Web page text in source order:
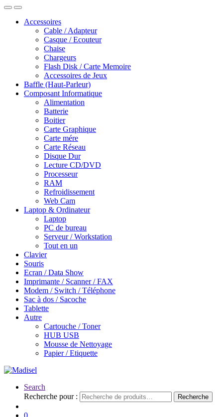
Accessoires
Cable / Adapteur
Casque / Ecouteur
Chaise
Chargeurs
Flash Disk / Carte Memoire
Accessoires de Jeux
Baffle (Haut-Parleur)
Composant Informatique
Alimentation
Batterie
Boitier
Carte Graphique
Carte mére
Carte Réseau
Disque Dur
Lecture CD/DVD
Processeur
RAM
Refroidissement
Web Cam
Laptop & Ordinateur
Laptop
PC de bureau
Serveur / Workstation
Tout en un
Clavier
Souris
Ecran / Data Show
Imprimante / Scanner / FAX
Modem / Switch / Téléphone
Sac à dos / Sacoche
Tablette
Autre
Cartouche / Toner
HUB USB
Mousse de Nettoyage
Papier / Etiquette
Search
Recherche pour :
Recherche
0